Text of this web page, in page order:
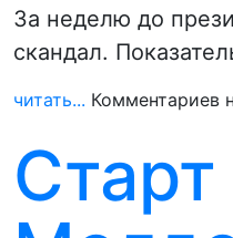
За неделю до
скандал.
читать... Комментариев
Старт